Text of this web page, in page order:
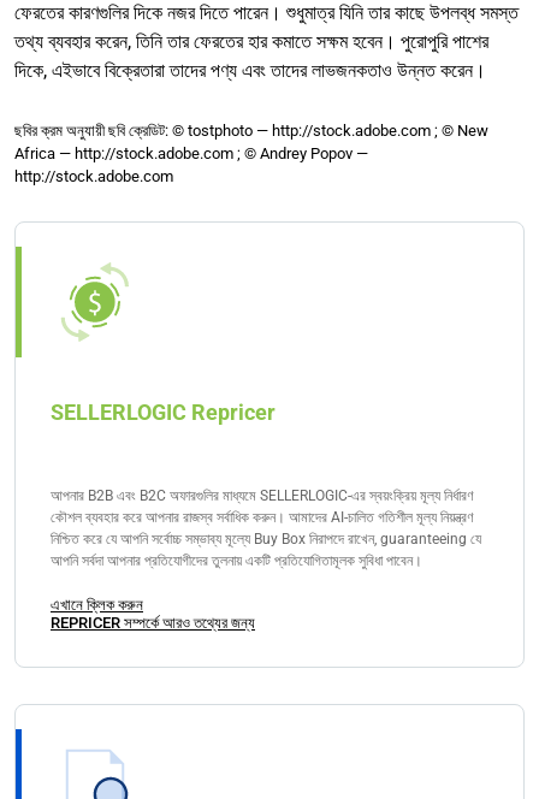
ফেরতের কারণগুলির দিকে নজর দিতে পারেন। শুধুমাত্র যিনি তার কাছে উপলব্ধ সমস্ত
তথ্য ব্যবহার করেন, তিনি তার ফেরতের হার কমাতে সক্ষম হবেন। পুরোপুরি পাশের
দিকে, এইভাবে বিক্রেতারা তাদের পণ্য এবং তাদের লাভজনকতাও উন্নত করেন।
ছবির ক্রম অনুযায়ী ছবি ক্রেডিট: © tostphoto — http://stock.adobe.com ; © New
Africa — http://stock.adobe.com ; © Andrey Popov —
http://stock.adobe.com
SELLERLOGIC Repricer
আপনার B2B এবং B2C অফারগুলির মাধ্যমে SELLERLOGIC-এর স্বয়ংক্রিয় মূল্য নির্ধারণ
কৌশল ব্যবহার করে আপনার রাজস্ব সর্বাধিক করুন। আমাদের AI-চালিত গতিশীল মূল্য নিয়ন্ত্রণ
নিশ্চিত করে যে আপনি সর্বোচ্চ সম্ভাব্য মূল্যে Buy Box নিরাপদে রাখেন, guaranteeing যে
আপনি সর্বদা আপনার প্রতিযোগীদের তুলনায় একটি প্রতিযোগিতামূলক সুবিধা পাবেন।
এখানে ক্লিক করুন
REPRICER সম্পর্কে আরও তথ্যের জন্য